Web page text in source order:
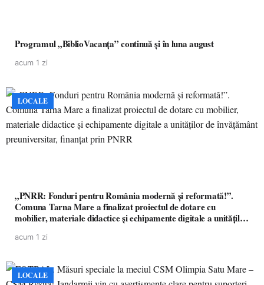
Programul „BiblioVacanța” continuă și în luna august
acum 1 zi
LOCALE
„PNRR: Fonduri pentru România modernă și reformată!”.
Comuna Tarna Mare a finalizat proiectul de dotare cu
mobilier, materiale didactice și echipamente digitale a unităților
acum 1 zi
LOCALE